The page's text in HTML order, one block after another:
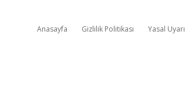
Anasayfa Gizlilik Politikası Yasal Uyarı